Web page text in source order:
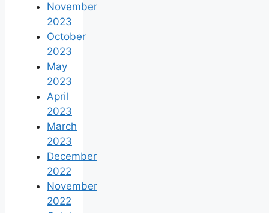
November
2023
October
2023
May
2023
April
2023
March
2023
December
2022
November
2022